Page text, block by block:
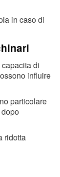
in caso di
di
influire
particolare
ridotta